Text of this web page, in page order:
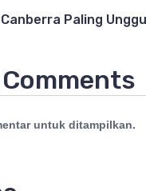
Paling
untuk ditampilkan.